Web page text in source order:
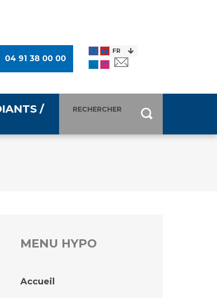
04 91 38 00 00
qualité et de sécurité des soins
/
conclus
MENU HYPO
Accueil